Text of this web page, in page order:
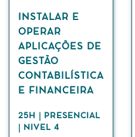
INSTALAR E
OPERAR
APLICAÇÕES DE
GESTÃO
CONTABILÍSTICA
E FINANCEIRA
25H | PRESENCIAL
| NIVEL 4